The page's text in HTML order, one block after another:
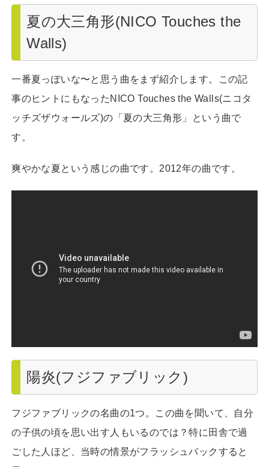
夏の大三角形(NICO Touches the
Walls)
一番夏っぽいな〜と思う曲をまず紹介します。この記
事のヒントにもなったNICO Touches the Walls(ニコタ
ッチズザウォールズ)の「夏の大三角形」という曲で
す。
爽やかな夏という感じの曲です。2012年の曲です。
陽炎(フジファブリック)
フジファブリックの名曲の1つ。この曲を聞いて、自分
の子供の頃を思い出す人もいるのでは？特に田舎で過
ごした人ほど、当時の情景がフラッシュバックすると